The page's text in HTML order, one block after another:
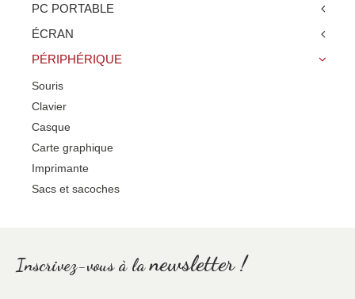
PC PORTABLE
ÉCRAN
PÉRIPHÉRIQUE
Souris
Clavier
Casque
Carte graphique
Imprimante
Sacs et sacoches
Inscrivez-vous à lanewsletter !